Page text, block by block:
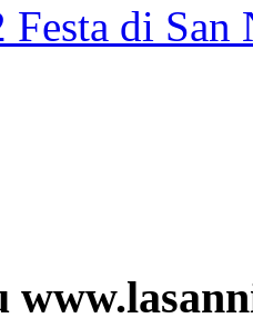
Festa di San